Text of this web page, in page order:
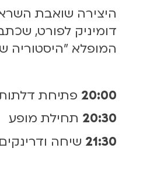
היצירה שואבת
דומיניק לפורט,
המופלא ״היסטוריה
20:00 פתיחת
20:30 תחילת מופע
21:30 שיחה ודרינקים